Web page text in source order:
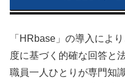
「HRbase」の導入によ
度に基づく的確な回答と
職員一人ひとりが専門知